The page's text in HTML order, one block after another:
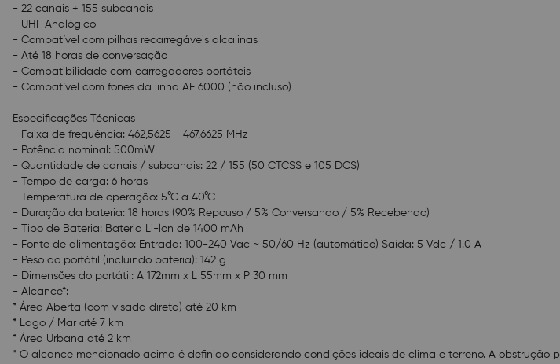
- 22 canais + 155 subcanais
- UHF Analógico
- Compatível com pilhas recarregáveis alcalinas
- Até 18 horas de conversação
- Compatibilidade com carregadores portáteis
- Compatível com fones da linha AF 6000 (não incluso)
Especificações Técnicas
- Faixa de frequência: 462,5625 - 467,6625 MHz
- Potência nominal: 500mW
- Quantidade de canais / subcanais: 22 / 155 (50 CTCSS e 105 DCS)
- Tempo de carga: 6 horas
- Temperatura de operação: 5°C a 40°C
- Duração da bateria: 18 horas (90% Repouso / 5% Conversando / 5% Recebendo)
- Tipo de Bateria: Bateria Li-lon de 1400 mAh
- Fonte de alimentação: Entrada: 100-240 Vac ~ 50/60 Hz (automático) Saída: 5 Vdc / 1.0 A
- Peso do portátil (incluindo bateria): 142 g
- Dimensões do portátil: A 172mm x L 55mm x P 30 mm
- Alcance*:
* Área Aberta (com visada direta) até 20 km
* Lago / Mar até 7 km
* Área Urbana até 2 km
* O alcance mencionado acima é definido considerando condições ideais de clima e terreno. A obstrução